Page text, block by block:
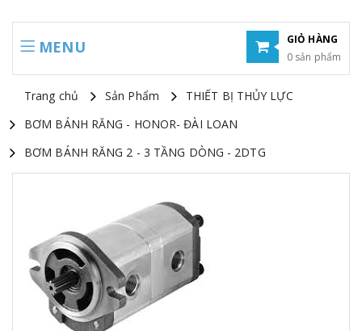
MENU
GIỎ HÀNG
0 sản phẩm
Trang chủ Sản Phẩm
THIẾT BỊ THỦY LỰC
BƠM BÁNH RĂNG - HONOR- ĐÀI LOAN
BƠM BÁNH RĂNG 2 - 3 TẦNG DÒNG - 2DTG